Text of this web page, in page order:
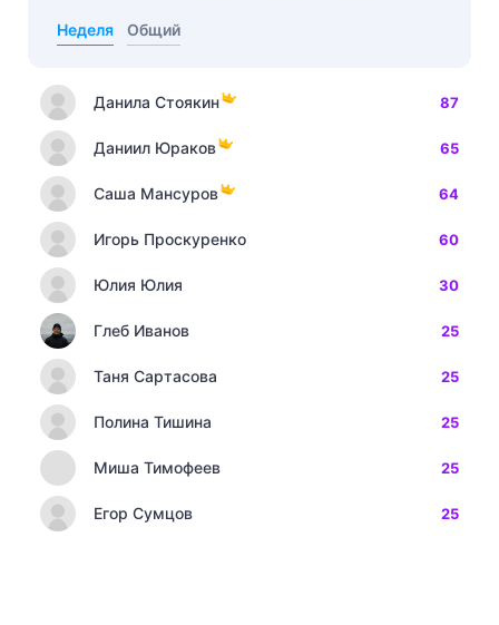
Неделя Общий
Данила Стоякин 87
Даниил Юраков 65
Саша Мансуров 64
Игорь Проскуренко 60
Юлия Юлия 30
Глеб Иванов 25
Таня Сартасова 25
Полина Тишина 25
Миша Тимофеев 25
Егор Сумцов 25